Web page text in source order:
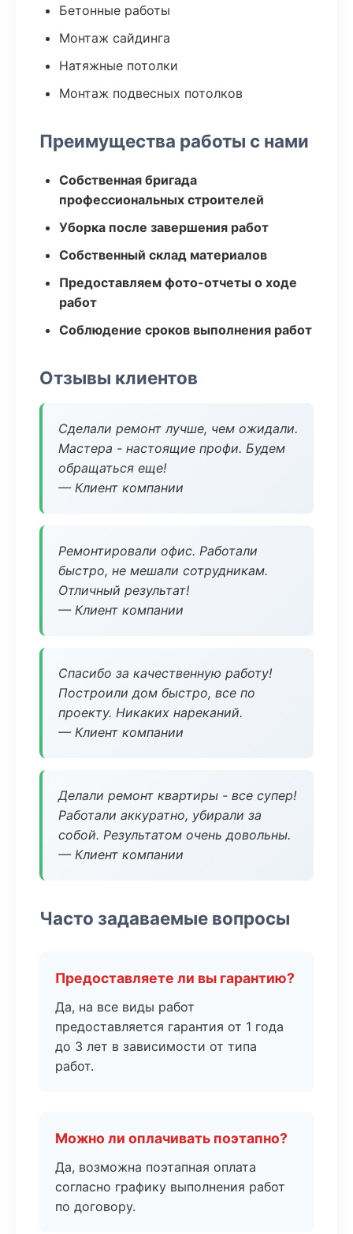
Бетонные работы
Монтаж сайдинга
Натяжные потолки
Монтаж подвесных потолков
Преимущества работы с нами
Собственная бригада
профессиональных строителей
Уборка после завершения работ
Собственный склад материалов
Предоставляем фото-отчеты о ходе
работ
Соблюдение сроков выполнения работ
Отзывы клиентов
Сделали ремонт лучше, чем ожидали.
Мастера - настоящие профи. Будем
обращаться еще!
— Клиент компании
Ремонтировали офис. Работали
быстро, не мешали сотрудникам.
Отличный результат!
— Клиент компании
Спасибо за качественную работу!
Построили дом быстро, все по
проекту. Никаких нареканий.
— Клиент компании
Делали ремонт квартиры - все супер!
Работали аккуратно, убирали за
собой. Результатом очень довольны.
— Клиент компании
Часто задаваемые вопросы
Предоставляете ли вы гарантию?
Да, на все виды работ
предоставляется гарантия от 1 года
до 3 лет в зависимости от типа
работ.
Можно ли оплачивать поэтапно?
Да, возможна поэтапная оплата
согласно графику выполнения работ
по договору.